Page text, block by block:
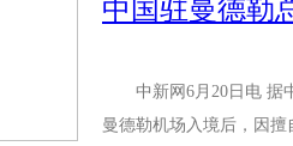
中新网6月20日电 据中
曼德勒机场入境后，因